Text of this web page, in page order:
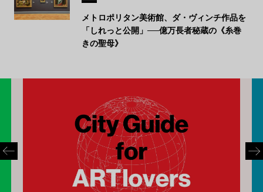
メトロポリタン美術館、ダ・ヴィンチ作品を
「しれっと公開」──億万長者秘蔵の《糸巻
きの聖母》